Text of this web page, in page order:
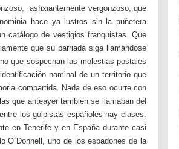
asfixiantemente vergonzoso, que
hace ya lustros sin la puñetera
catálogo de vestigios franquistas. Que
que su barriada siga llamándose
que sospechan las molestias postales
nominal de un territorio que
compartida. Nada de eso ocurre con
que anteayer también se llamaban del
los golpistas españoles hay clases.
en Tenerife y en España durante casi
O´Donnell, uno de los espadones de la